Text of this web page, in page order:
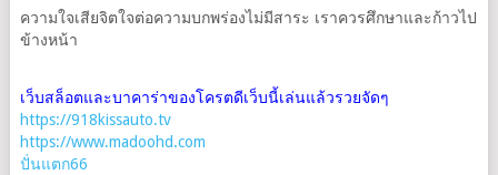
ความใจเสียจิตใจต่อความบกพร่องไม่มีสาระ เราควรศึกษาและก้าวไป
ข้างหน้า
เว็บสล็อตและบาคาร่าของโครตดีเว็บนี้เล่นแล้วรวยจัดๆ
https://918kissauto.tv
https://www.madoohd.com
ปั่นแตก66